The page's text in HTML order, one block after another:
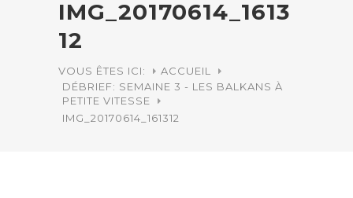
IMG_20170614_1613
12
VOUS ÊTES ICI:
ACCUEIL
DÉBRIEF: SEMAINE 3 - LES BALKANS À
PETITE VITESSE
IMG_20170614_161312